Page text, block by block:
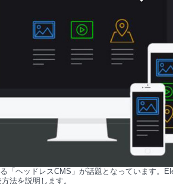
「ヘッドレスCMS」が話題となっています。
法を説明します。